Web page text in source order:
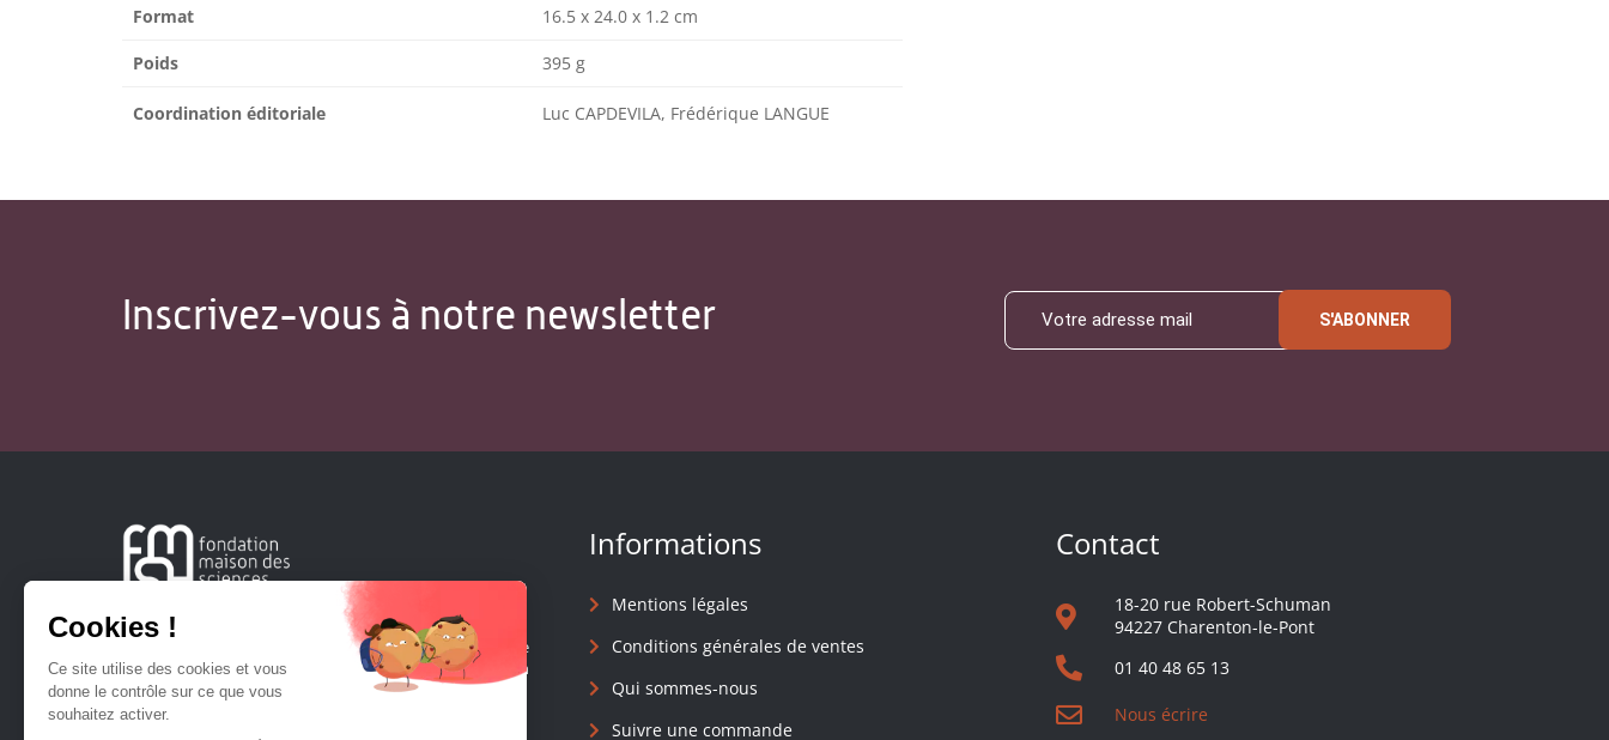
Format 16.5 x 24.0 x 1.2 cm
Poids 395 g
Coordination éditoriale Luc CAPDEVILA, Frédérique LANGUE
Inscrivez-vous à notre newsletter S'ABONNER
Créée en 1963, la Fondation Maison Sciences de l'Homme
soutient la recherche et la diffusion des connaissances en
sciences humaines et sociales.
Informations
Mentions légales
Conditions générales de ventes
Qui sommes-nous
Suivre une commande
Contact
18-20 rue Robert-Schuman
94227 Charenton-le-Pont
01 40 48 65 13
Nous écrire